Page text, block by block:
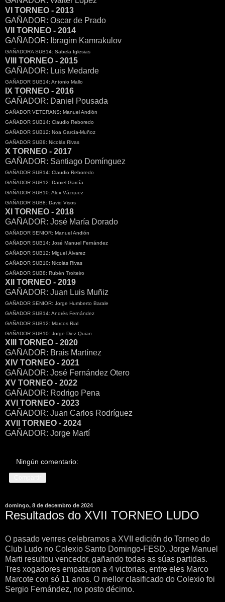
VI TORNEO - 2013
GAÑADOR: Oscar de Prado
VII TORNEO - 2014
GAÑADOR: Ibragim Kamrakulov
GAÑADORA SUB14: Sabela Iglesias
VIII TORNEO - 2015
GAÑADOR: Luis Medarde
GAÑADOR SUB14: Antonio Mallo
IX TORNEO - 2016
GAÑADOR: Daniel Pousada
GAÑADOR VETERANS: Manuel Andión
GAÑADOR SUB14: Claudio Reboredo
GAÑADOR SUB12: Noa García-Muñoz
GAÑADOR SUB8: Nicolás Rivas
X TORNEO - 2017
GAÑADOR: Santiago Domínguez
GAÑADOR SUB14: Claudio Reboredo
GAÑADOR SUB12: Daniel García
GAÑADOR SUB10: Alex Vázquez
GAÑADOR SUB8: David Visos
XI TORNEO - 2018
GAÑADOR: José María Dorado
GAÑADOR SENIOR: Manuel Andión
GAÑADOR SUB14: José Manuel Fernández
GAÑADOR SUB12: Miguel Álvarez
GAÑADOR SUB10: Nicolás Rivas
GAÑADOR SUB8: Rubén Troiteiro
XII TORNEO - 2019
GAÑADOR: Juan Luis Muñiz
GAÑADOR SENIOR: Jorge Humberto Barale
GAÑADOR SUB14: Andrés Fernández
GAÑADOR SUB12: Marcos Rial
GAÑADOR SUB10: Jorge Diez Quian
XIII TORNEO - 2020
GAÑADOR: Brais Martínez
XIV TORNEO - 2021
GAÑADOR: José Fernández Otero
XV TORNEO - 2022
GAÑADOR: Rodrigo Pena
XVI TORNEO - 2023
GAÑADOR: Juan Carlos Rodríguez
XVII TORNEO - 2024
GAÑADOR: Jorge Martí
Ningún comentario:
domingo, 8 de decembro de 2024
Resultados do XVII TORNEO LUDO
O pasado venres celebramos a XVII edición do Torneo do
Club Ludo no Colexio Santo Domingo-FESD. Jorge Manuel
Marti resultou vencedor, gañando todas as súas partidas.
Tres xogadores empataron a 4 victorias, entre eles Marco
Marcote con só 11 anos. O mellor clasificado do Colexio foi
Sergio Fernández, no posto décimo.